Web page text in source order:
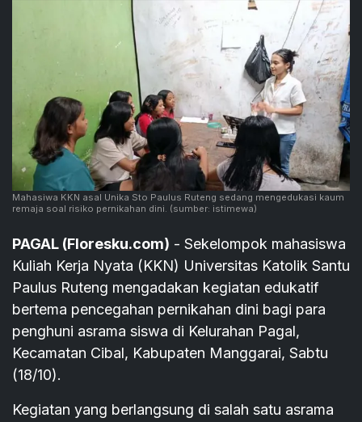
Mahasiwa KKN asal Unika Sto Paulus Ruteng sedang mengedukasi kaum
remaja soal risiko pernikahan dini. (sumber: istimewa)
PAGAL (Floresku.com) - Sekelompok mahasiswa
Kuliah Kerja Nyata (KKN) Universitas Katolik Santu
Paulus Ruteng mengadakan kegiatan edukatif
bertema pencegahan pernikahan dini bagi para
penghuni asrama siswa di Kelurahan Pagal,
Kecamatan Cibal, Kabupaten Manggarai, Sabtu
(18/10).
Kegiatan yang berlangsung di salah satu asrama